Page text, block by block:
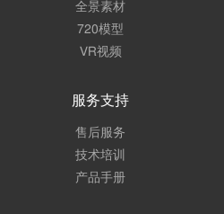
全景素材
720模型
VR视频
服务支持
售后服务
技术培训
产品手册